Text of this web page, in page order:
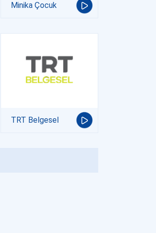
Minika Çocuk
TRT Belgesel